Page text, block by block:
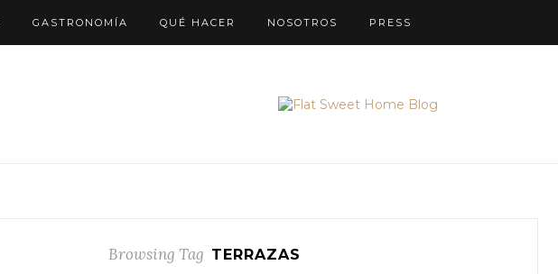
GASTRONOMÍA QUÉ HACER NOSOTROS PRESS
Browsing Tag TERRAZAS